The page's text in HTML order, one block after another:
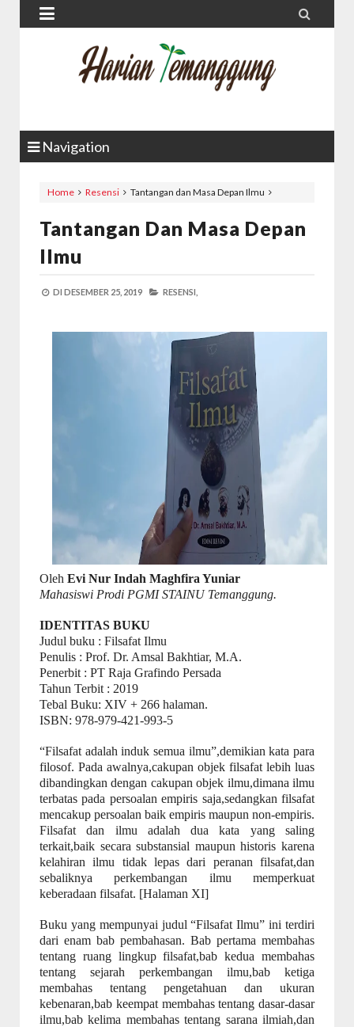
 
Navigation
Home Resensi Tantangan dan Masa Depan Ilmu
Tantangan Dan Masa Depan
Ilmu
DI DESEMBER 25, 2019 RESENSI,
Oleh Evi Nur Indah Maghfira Yuniar
Mahasiswi Prodi PGMI STAINU Temanggung.
IDENTITAS BUKU
Judul buku : Filsafat Ilmu
Penulis : Prof. Dr. Amsal Bakhtiar, M.A.
Penerbit : PT Raja Grafindo Persada
Tahun Terbit : 2019
Tebal Buku: XIV + 266 halaman.
ISBN: 978-979-421-993-5
“Filsafat adalah induk semua ilmu”,demikian kata para
filosof. Pada awalnya,cakupan objek filsafat lebih luas
dibandingkan dengan cakupan objek ilmu,dimana ilmu
terbatas pada persoalan empiris saja,sedangkan filsafat
mencakup persoalan baik empiris maupun non-empiris.
Filsafat dan ilmu adalah dua kata yang saling
terkait,baik secara substansial maupun historis karena
kelahiran ilmu tidak lepas dari peranan filsafat,dan
sebaliknya perkembangan ilmu memperkuat
keberadaan filsafat. [Halaman XI]
Buku yang mempunyai judul “Filsafat Ilmu” ini terdiri
dari enam bab pembahasan. Bab pertama membahas
tentang ruang lingkup filsafat,bab kedua membahas
tentang sejarah perkembangan ilmu,bab ketiga
membahas tentang pengetahuan dan ukuran
kebenaran,bab keempat membahas tentang dasar-dasar
ilmu,bab kelima membahas tentang sarana ilmiah,dan